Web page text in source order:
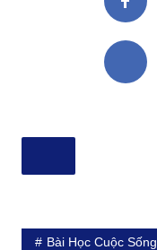
Bài Học Cuộc Sống